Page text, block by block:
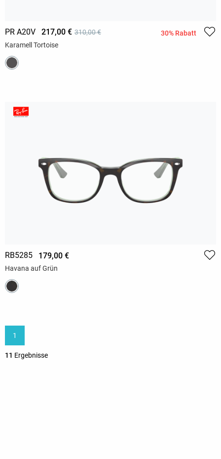
PR A20V 217,00 € 310,00 €
30% Rabatt
Karamell Tortoise
RB5285 179,00 €
Havana auf Grün
11 Ergebnisse
1